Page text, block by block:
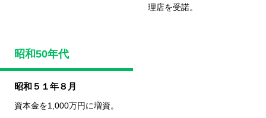
昭和50年代
昭和５１年８月
資本金を1,000万円に増資。
理店を受諾。